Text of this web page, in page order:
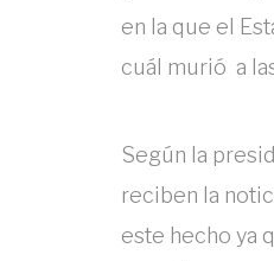
en la que el
cuál murió a
Según la
reciben la
este hecho ya